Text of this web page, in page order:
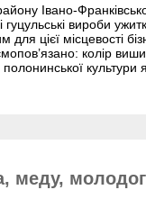
Івано-
вироби
цієї місцевості
колір
меду,